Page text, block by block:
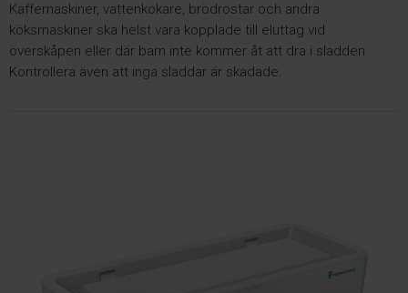
Kaffemaskiner, vattenkokare, brödrostar och andra
köksmaskiner ska helst vara kopplade till eluttag vid
överskåpen eller där barn inte kommer åt att dra i sladden.
Kontrollera även att inga sladdar är skadade.